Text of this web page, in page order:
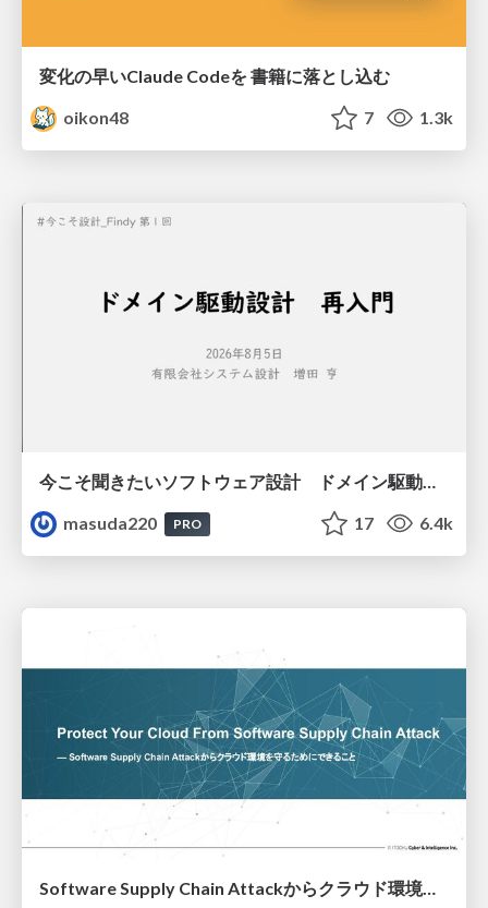
変化の早いClaude Codeを 書籍に落とし込む
oikon48
7 1.3k
今こそ聞きたいソフトウェア設計 ドメイン駆動設計再入門
masuda220
PRO 17 6.4k